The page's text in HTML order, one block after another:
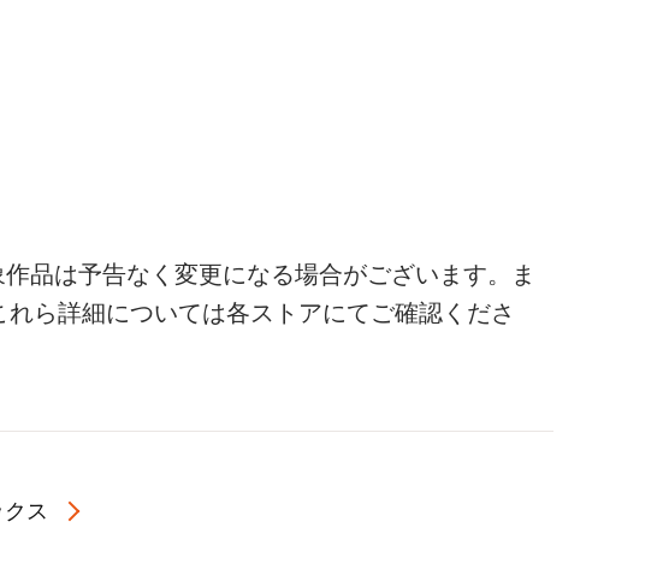
品は予告なく変更になる場合がございます。ま
ら詳細については各ストアにてご確認くださ
ス